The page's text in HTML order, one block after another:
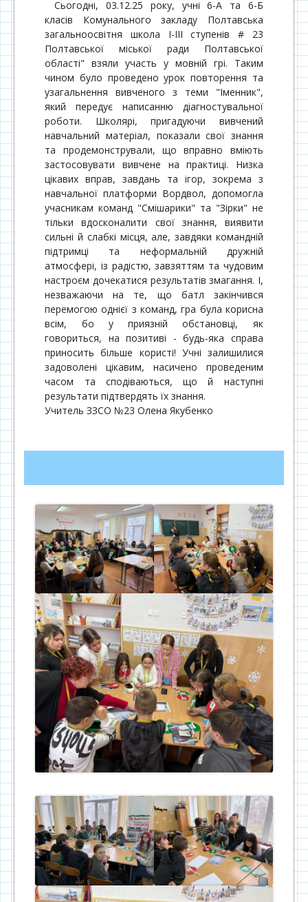
Сьогодні, 03.12.25 року, учні 6-А та 6-Б
класів Комунального закладу Полтавська
загальноосвітня школа І-ІІІ ступенів # 23
Полтавської міської ради Полтавської
області" взяли участь у мовній грі. Таким
чином було проведено урок повторення та
узагальнення вивченого з теми "Іменник",
який передує написанню діагностувальної
роботи. Школярі, пригадуючи вивчений
навчальний матеріал, показали свої знання
та продемонстрували, що вправно вміють
застосовувати вивчене на практиці. Низка
цікавих вправ, завдань та ігор, зокрема з
навчальної платформи Вордвол, допомогла
учасникам команд "Смішарики" та "Зірки" не
тільки вдосконалити свої знання, виявити
сильні й слабкі місця, але, завдяки командній
підтримці та неформальній дружній
атмосфері, із радістю, завзяттям та чудовим
настроєм дочекатися результатів змагання. І,
незважаючи на те, що батл закінчився
перемогою однієї з команд, гра була корисна
всім, бо у приязній обстановці, як
говориться, на позитиві - будь-яка справа
приносить більше користі! Учні залишилися
задоволені цікавим, насичено проведеним
часом та сподіваються, що й наступні
результати підтвердять їх знання.
Учитель ЗЗСО №23 Олена Якубенко